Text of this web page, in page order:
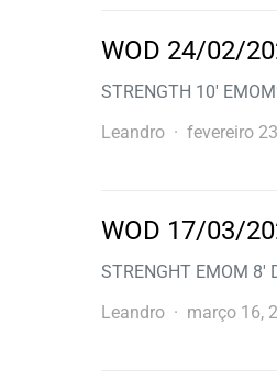
WOD 24/02/
STRENGTH 10′
Leandro
fevereiro
WOD 17/03/
STRENGHT EMOM
Leandro
março 16,